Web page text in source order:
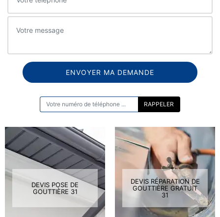
DEVIS POSE DE
GOUTTIÈRE 31
DEVIS RÉPARATION DE
GOUTTIÈRE GRATUIT
31